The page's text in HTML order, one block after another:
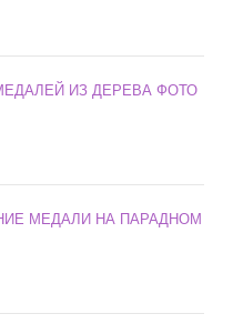
ИЗ ДЕРЕВА ФОТО
МЕДАЛИ НА ПАРАДНОМ